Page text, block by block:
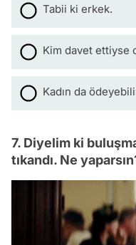
Tabii ki erkek.
Kim davet ettiyse
Kadın da
7. Diyelim ki
tıkandı. Ne